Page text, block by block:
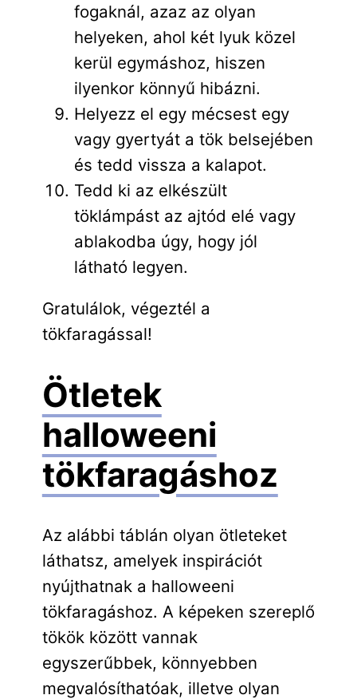
fogaknál, azaz az olyan
helyeken, ahol két lyuk közel
kerül egymáshoz, hiszen
ilyenkor könnyű hibázni.
Helyezz el egy mécsest egy
vagy gyertyát a tök belsejében
és tedd vissza a kalapot.
Tedd ki az elkészült
töklámpást az ajtód elé vagy
ablakodba úgy, hogy jól
látható legyen.
Gratulálok, végeztél a
tökfaragással!
Ötletek
halloweeni
tökfaragáshoz
Az alábbi táblán olyan ötleteket
láthatsz, amelyek inspirációt
nyújthatnak a halloweeni
tökfaragáshoz. A képeken szereplő
tökök között vannak
egyszerűbbek, könnyebben
megvalósíthatóak, illetve olyan